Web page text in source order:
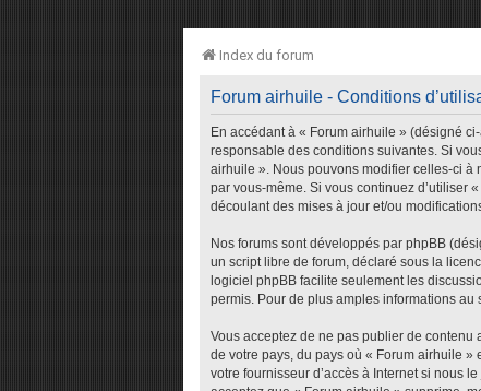
Index du forum
Forum airhuile - Conditions
En accédant à « Forum airhuile » (désigné
responsable des conditions suivantes. Si
airhuile ». Nous pouvons modifier celles-ci à
par vous-même. Si vous continuez d’utiliser
découlant des mises à jour et/ou
Nos forums sont développés par phpBB
un script libre de forum, déclaré sous la
logiciel phpBB facilite seulement les
permis. Pour de plus amples informations
Vous acceptez de ne pas publier de
de votre pays, du pays où « Forum airhuile
votre fournisseur d’accès à Internet si nous